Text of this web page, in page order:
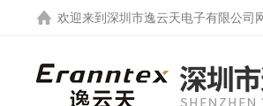
欢迎来到 深圳市逸云天电子有限公司